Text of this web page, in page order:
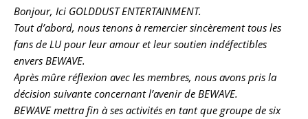
Bonjour, Ici GOLDDUST ENTERTAINMENT.
Tout d’abord, nous tenons à remercier sincèrement tous les
fans de LU pour leur amour et leur soutien indéfectibles
envers BEWAVE.
Après mûre réflexion avec les membres, nous avons pris la
décision suivante concernant l’avenir de BEWAVE.
BEWAVE mettra fin à ses activités en tant que groupe de six